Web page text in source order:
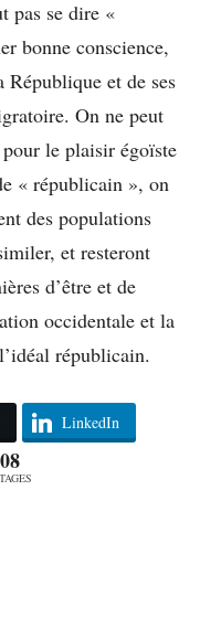
pas se dire «
bonne conscience,
République et de ses
On ne peut
le plaisir égoïste
« républicain », on
des populations
et resteront
d’être et de
occidentale et la
républicain.
LinkedIn